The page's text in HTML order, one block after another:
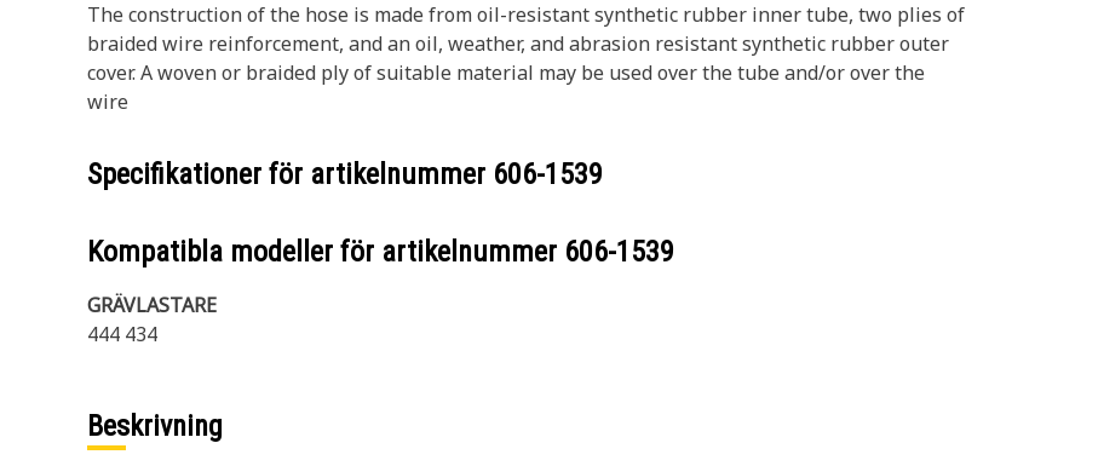
The construction of the hose is made from oil-resistant synthetic rubber inner tube, two plies of
braided wire reinforcement, and an oil, weather, and abrasion resistant synthetic rubber outer
cover. A woven or braided ply of suitable material may be used over the tube and/or over the
wire
Specifikationer för artikelnummer 606-1539
Kompatibla modeller för artikelnummer 606-1539
GRÄVLASTARE
444 434
Beskrivning